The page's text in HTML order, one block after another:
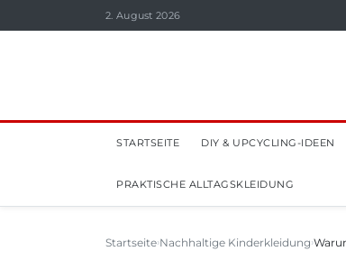
2. August 2026
STARTSEITE DIY & UPCYCLING-IDEEN
PRAKTISCHE ALLTAGSKLEIDUNG
Startseite Nachhaltige Kinderkleidung